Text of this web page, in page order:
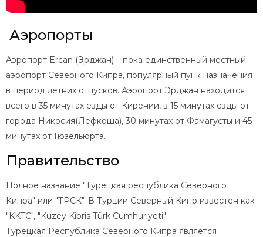
Аэропорты
Аэропорт Ercan (Эрджан) – пока единственный местный
аэропорт Северного Кипра, популярный пунк назначения
в период летних отпусков. Аэропорт Эрджан находится
всего в 35 минутах езды от Кирении, в 15 минутах езды от
города Никосия(Лефкоша), 30 минутах от Фамагусты и 45
минутах от Гюзельюрта.
Правительство
Полное название "Турецкая республика Северного
Кипра" или "ТРСК". В Турции Северный Кипр известен как
"KKTC", "Kuzey Kibris Türk Cumhuriyeti"
Турецкая Республика Северного Кипра является